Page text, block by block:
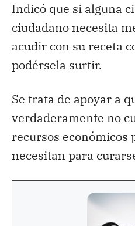
Indicó que si alguna
ciudadano necesita
acudir con su receta
podérsela surtir.
Se trata de apoyar a
verdaderamente no
recursos económicos
necesitan para